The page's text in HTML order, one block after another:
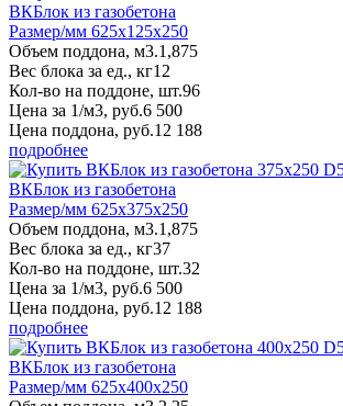
ВКБлок из газобетона
Размер/мм 625x125x250
Объем поддона, м3.1,875
Вес блока за ед., кг12
Кол-во на поддоне, шт.96
Цена за 1/м3, руб.6 500
Цена поддона, руб.12 188
подробнее
ВКБлок из газобетона
Размер/мм 625x375x250
Объем поддона, м3.1,875
Вес блока за ед., кг37
Кол-во на поддоне, шт.32
Цена за 1/м3, руб.6 500
Цена поддона, руб.12 188
подробнее
ВКБлок из газобетона
Размер/мм 625x400x250